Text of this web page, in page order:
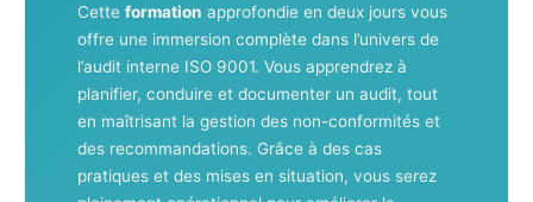
Cette formation approfondie en deux jours vous
offre une immersion complète dans l’univers de
l’audit interne ISO 9001. Vous apprendrez à
planifier, conduire et documenter un audit, tout
en maîtrisant la gestion des non-conformités et
des recommandations. Grâce à des cas
pratiques et des mises en situation, vous serez